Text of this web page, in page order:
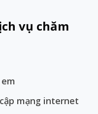
Videovụ chăm
mạng internet